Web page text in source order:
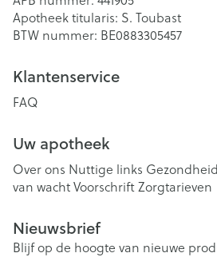
Apotheek titularis: S. Toubast
BTW nummer: BE0883305457
Klantenservice
FAQ
Uw apotheek
Over ons Nuttige links
van wachtVoorschriftZorgtarieven
Nieuwsbrief
Blijf op de hoogte van nieuwe